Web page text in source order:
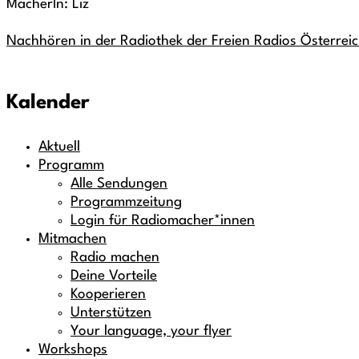
MacherIn: Liz
Nachhören in der Radiothek der Freien Radios
Kalender
Aktuell
Programm
Alle Sendungen
Programmzeitung
Login für Radiomacher*innen
Mitmachen
Radio machen
Deine Vorteile
Kooperieren
Unterstützen
Your language, your flyer
Workshops